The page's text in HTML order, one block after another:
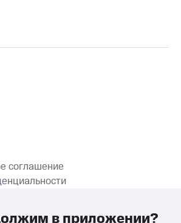
ПРИЛОЖЕНИЕ
соглашение